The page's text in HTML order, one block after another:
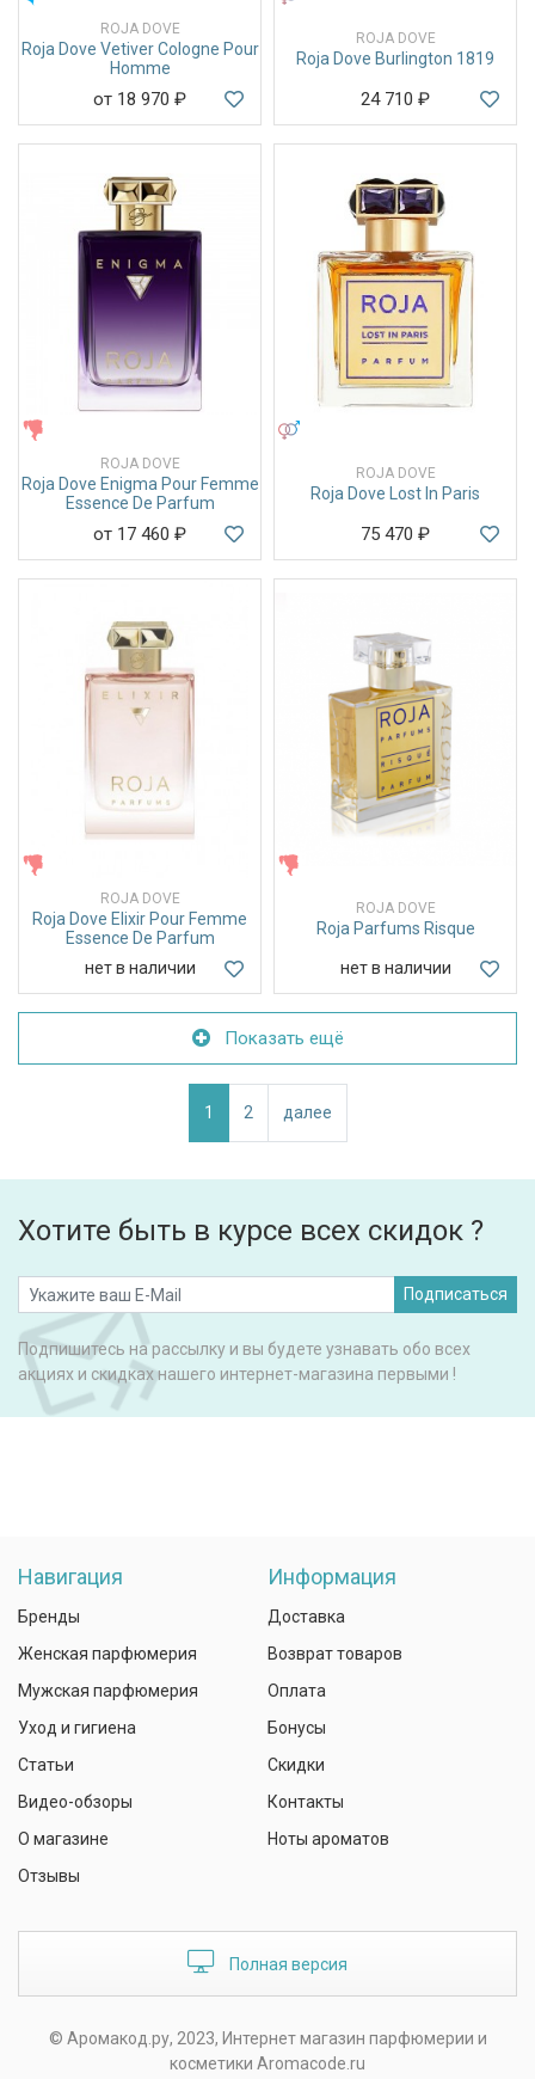
ROJA DOVE
Roja Dove Vetiver Cologne Pour
Homme
от 18 970 ₽
ROJA DOVE
Roja Dove Burlington 1819
24 710 ₽
ROJA DOVE
Roja Dove Enigma Pour Femme
Essence De Parfum
от 17 460 ₽
ROJA DOVE
Roja Dove Lost In Paris
75 470 ₽
ROJA DOVE
Roja Dove Elixir Pour Femme
Essence De Parfum
нет в наличии
ROJA DOVE
Roja Parfums Risque
нет в наличии
Показать ещё
1 2 далее
Хотите быть в курсе всех скидок ?
Подписаться
Подпишитесь на рассылку и вы будете узнавать обо всех
акциях и скидках нашего интернет-магазина первыми !
Навигация
Бренды
Женская парфюмерия
Мужская парфюмерия
Уход и гигиена
Статьи
Видео-обзоры
О магазине
Отзывы
Информация
Доставка
Возврат товаров
Оплата
Бонусы
Скидки
Контакты
Ноты ароматов
Полная версия
© Аромакод.ру, 2023, Интернет магазин парфюмерии и
косметики Aromacode.ru